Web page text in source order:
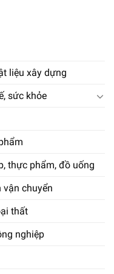
liệu xây dựng
sức khỏe
thực phẩm, đồ uống
vận chuyển
thất
nghiệp